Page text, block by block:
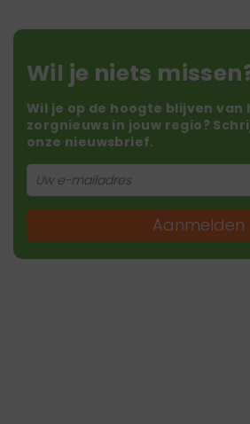
Wil je niets
Wil je op de hoogte blijven
zorgnieuws in jouw regio?
onze nieuwsbrief.
Aanmelden